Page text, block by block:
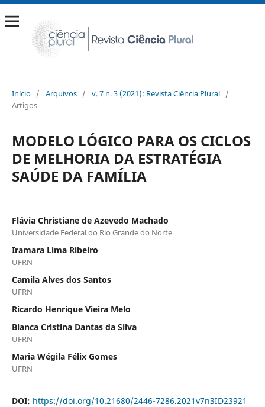
Início / Arquivos / v. 7 n. 3 (2021): Revista Ciência Plural /
Artigos
MODELO LÓGICO PARA OS CICLOS
DE MELHORIA DA ESTRATÉGIA
SAÚDE DA FAMÍLIA
Flávia Christiane de Azevedo Machado
Universidade Federal do Rio Grande do Norte
Iramara Lima Ribeiro
UFRN
Camila Alves dos Santos
UFRN
Ricardo Henrique Vieira Melo
Bianca Cristina Dantas da Silva
UFRN
Maria Wégila Félix Gomes
UFRN
DOI: https://doi.org/10.21680/2446-7286.2021v7n3ID23921